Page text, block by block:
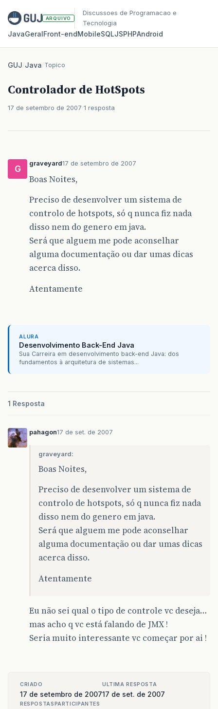
ARQUIVO
Discussoes de Programacao e
Tecnologia
JavaGeralFront‑endMobileSQLJSPHPAndroid
GUJ/Java/Topico
Controlador de HotSpots
17 de setembro de 2007 1 resposta
G
graveyard17 de setembro de 2007
Boas Noites,
Preciso de desenvolver um sistema de
controlo de hotspots, só q nunca fiz nada
disso nem do genero em java.
Será que alguem me pode aconselhar
alguma documentação ou dar umas dicas
acerca disso.
Atentamente
ALURA
Desenvolvimento Back-End Java
Sua Carreira em desenvolvimento back-end Java: dos
fundamentos à arquitetura de sistemas...
1 Resposta
pahagon17 de set. de 2007
graveyard:
Boas Noites,
Preciso de desenvolver um sistema de
controlo de hotspots, só q nunca fiz nada
disso nem do genero em java.
Será que alguem me pode aconselhar
alguma documentação ou dar umas dicas
acerca disso.
Atentamente
Eu não sei qual o tipo de controle vc deseja…
mas acho q vc está falando de JMX !
Seria muito interessante vc começar por ai !
CRIADO
17 de setembro de 2007
ULTIMA RESPOSTA
17 de set. de 2007
RESPOSTAS PARTICIPANTES